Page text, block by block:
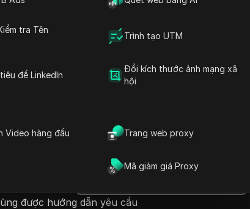
tra Tên
Trình tạo UTM
đề LinkedIn
Đổi kích thước ảnh mạng xã
hội
Video hàng đầu Trang web proxy
Mã giảm giá Proxy
Mở trong ChatGPT
Đặt câu hỏi về trang này
Mở trong Claude
Đặt câu hỏi về trang này
dẫn từng bước về cách
đầu với hướng dẫn mở ứng
Người xem được khuyên
sử dụng tùy chọn 'khôi
biểu tượng dấu hỏi. Hướng
được hướng dẫn yêu cầu
Thông
Từ
Các
Thêm
quản lý
cách an